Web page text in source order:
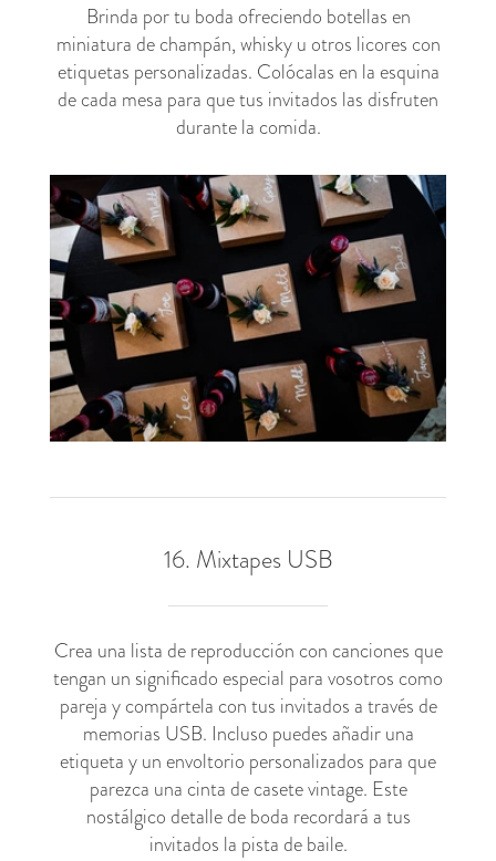
Brinda por tu boda ofreciendo botellas en
miniatura de champán, whisky u otros licores con
etiquetas personalizadas. Colócalas en la esquina
de cada mesa para que tus invitados las disfruten
durante la comida.
16. Mixtapes USB
Crea una lista de reproducción con canciones que
tengan un significado especial para vosotros como
pareja y compártela con tus invitados a través de
memorias USB. Incluso puedes añadir una
etiqueta y un envoltorio personalizados para que
parezca una cinta de casete vintage. Este
nostálgico detalle de boda recordará a tus
invitados la pista de baile.